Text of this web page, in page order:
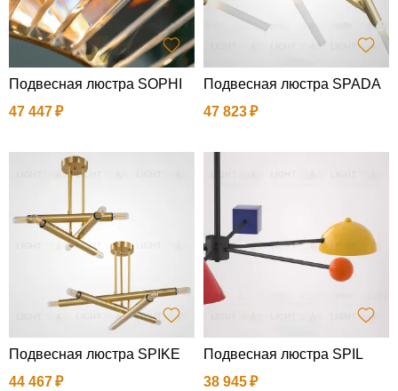
Подвесная люстра SOPHI
47 447
Подвесная люстра SPADA
47 823
Подвесная люстра SPIKE
44 467
Подвесная люстра SPIL
38 945